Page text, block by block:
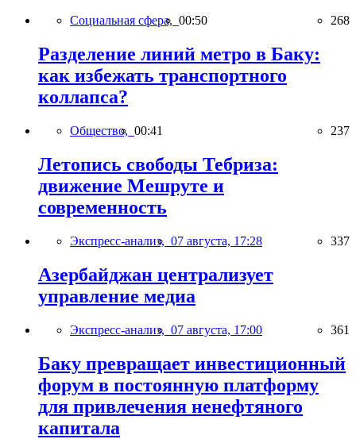
Социальная сфера, 00:50 268
Разделение линий метро в Баку:
как избежать транспортного
коллапса?
Общество, 00:41 237
Летопись свободы Тебриза:
движение Мешруте и
современность
Экспресс-анализ, 07 августа, 17:28 337
Азербайджан централизует
управление медиа
Экспресс-анализ, 07 августа, 17:00 361
Баку превращает инвестиционный
форум в постоянную платформу
для привлечения ненефтяного
капитала